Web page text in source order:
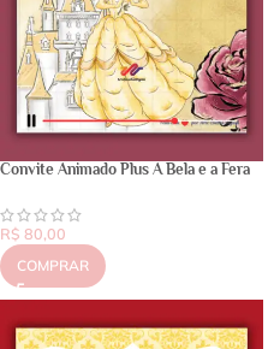
Convite Animado Plus A Bela e a Fera
R$ 80,00
COMPRAR